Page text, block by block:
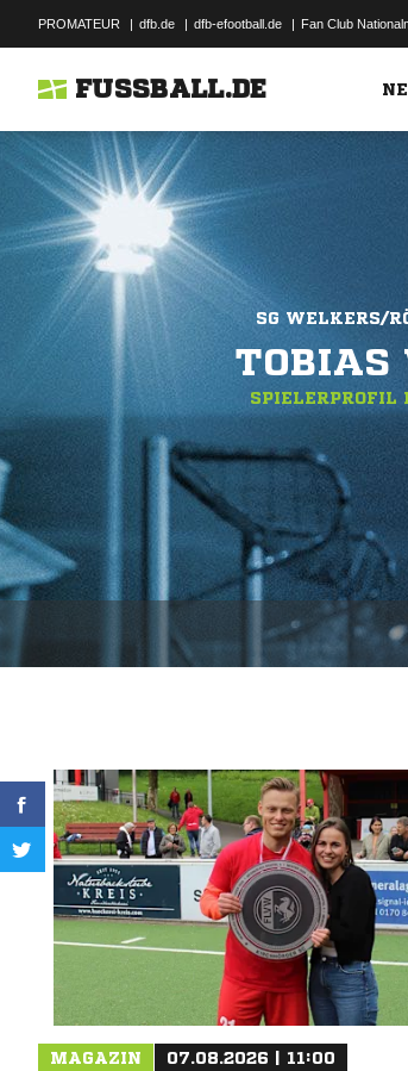
PROMATEUR | dfb.de | dfb-efootball.de | Fan Club
FUSSBALL.DE
SG WELKERS/
TOBIAS
SPIELERPROFIL
MAGAZIN 07.08.2026 | 11:00